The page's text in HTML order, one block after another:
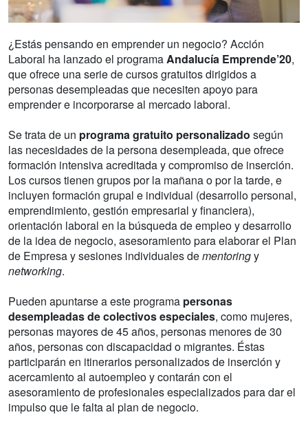
¿Estás pensando en emprender un negocio? Acción
Laboral ha lanzado el programa Andalucía Emprende’20,
que ofrece una serie de cursos gratuitos dirigidos a
personas desempleadas que necesiten apoyo para
emprender e incorporarse al mercado laboral.
Se trata de un programa gratuito personalizado según
las necesidades de la persona desempleada, que ofrece
formación intensiva acreditada y compromiso de inserción.
Los cursos tienen grupos por la mañana o por la tarde, e
incluyen formación grupal e individual (desarrollo personal,
emprendimiento, gestión empresarial y financiera),
orientación laboral en la búsqueda de empleo y desarrollo
de la idea de negocio, asesoramiento para elaborar el Plan
de Empresa y sesiones individuales dementoringy
networking.
Pueden apuntarse a este programa personas
desempleadas de colectivos especiales, como mujeres,
personas mayores de 45 años, personas menores de 30
años, personas con discapacidad o migrantes. Éstas
participarán en itinerarios personalizados de inserción y
acercamiento al autoempleo y contarán con el
asesoramiento de profesionales especializados para dar el
impulso que le falta al plan de negocio.